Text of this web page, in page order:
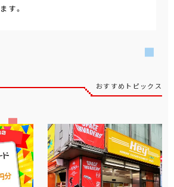
す。
おすすめトピックス